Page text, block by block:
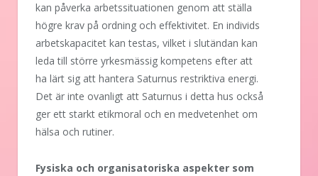
kan påverka arbetssituationen genom att ställa
högre krav på ordning och effektivitet. En individs
arbetskapacitet kan testas, vilket i slutändan kan
leda till större yrkesmässig kompetens efter att
ha lärt sig att hantera Saturnus restriktiva energi.
Det är inte ovanligt att Saturnus i detta hus också
ger ett starkt etikmoral och en medvetenhet om
hälsa och rutiner.
Fysiska och organisatoriska aspekter som